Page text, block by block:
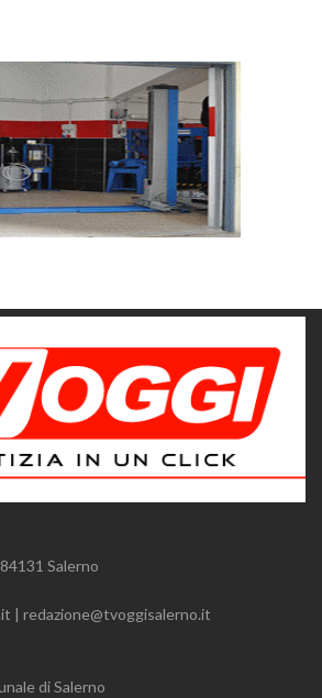
Salerno
| redazione@tvoggisalerno.it
di Salerno